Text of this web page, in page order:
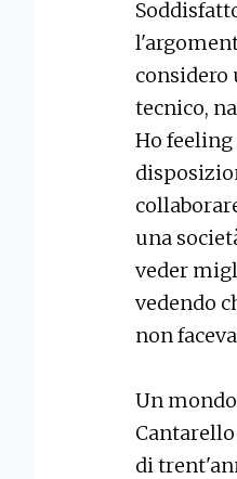
considero
tecnico,
Ho
una
veder
vedendo
non
Un
di